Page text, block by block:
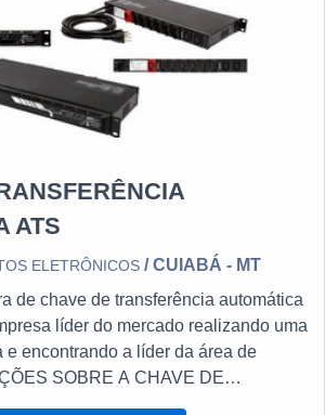
ATS
ELETRÔNICOS / CUIABÁ - MT
de chave de transferência automática
líder do mercado realizando uma
e encontrando a líder da área de
SOBRE A CHAVE DE
AUTOMÁTICA ATSQuem procura por